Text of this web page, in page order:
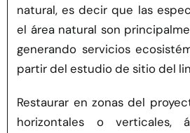
natural, es decir que las
el área natural son
generando servicios
partir del estudio de sitio del
Restaurar en zonas del
horizontales o verticales,